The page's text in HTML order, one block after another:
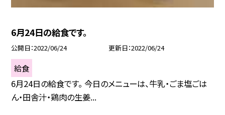
6月24日の給食です。
公開日 2022/06/24 更新日 2022/06/24
給食
6月24日の給食です。 今日のメニューは、牛乳・ごま塩ごは
ん・田舎汁・鶏肉の生姜...